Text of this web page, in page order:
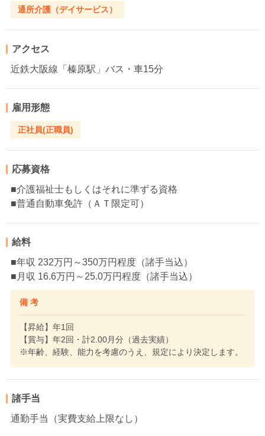
通所介護（デイサービス）
アクセス
近鉄大阪線「榛原駅」バス・車15分
雇用形態
正社員(正職員)
応募資格
■介護福祉士もしくはそれに準ずる資格
■普通自動車免許（ＡＴ限定可）
給料
■年収 232万円～350万円程度（諸手当込）
■月収 16.6万円～25.0万円程度（諸手当込）
備 考
【昇給】年1回
【賞与】年2回・計2.00月分（過去実績）
※年齢、経験、能力を考慮のうえ、規定により決定します。
諸手当
通勤手当（実費支給上限なし）